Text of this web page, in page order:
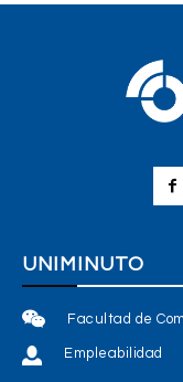
UNIMINUTO
Facultad de
Empleabilidad